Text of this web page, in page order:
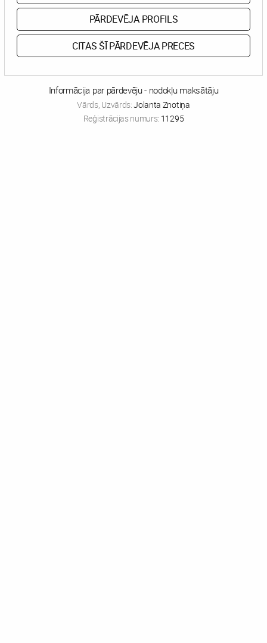
PĀRDEVĒJA PROFILS
CITAS ŠĪ PĀRDEVĒJA PRECES
Informācija par pārdevēju - nodokļu maksātāju
Vārds, Uzvārds:Jolanta Znotiņa
Reģistrācijas numurs: 11295